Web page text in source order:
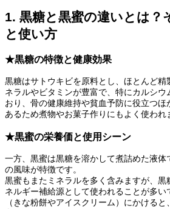
1. 黒糖と黒蜜の違いとは？
と使い方
★黒糖の特徴と健康効果
黒糖はサトウキビを原料とし、ほとんど精
ネラルやビタミンが豊富で、特にカルシウ
おり、骨の健康維持や貧血予防に役立つ
あるため煮物やお菓子作りにもよく使われ
★黒蜜の栄養価と使用シーン
一方、黒蜜は黒糖を溶かして煮詰めた液
の風味が特徴です。
黒蜜もまたミネラルを多く含みますが、黒
ネルギー補給源として使われることが多い
（きな粉餅やアイスクリーム）にかける